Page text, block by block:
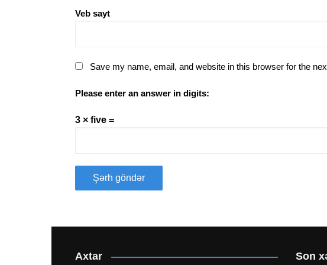
Veb sayt
Save my name, email, and website in this browser for the
Please enter an answer in digits:
3 × five =
Axtar Son